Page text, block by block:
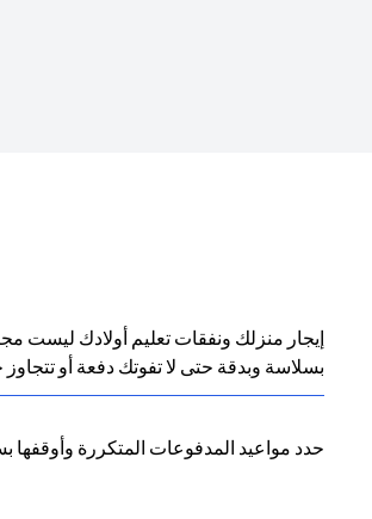
بسلاسة وبدقة حتى لا تفوتك دفعة أو تتجاوز
حدد مواعيد المدفوعات المتكررة وأوقفها